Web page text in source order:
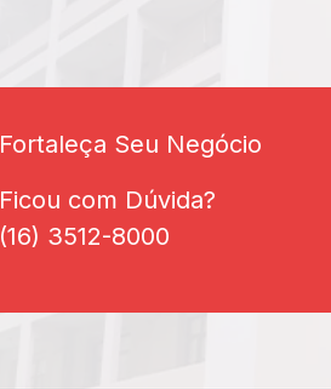
Fortaleça Seu Negócio
Ficou com Dúvida?
(16) 3512-8000